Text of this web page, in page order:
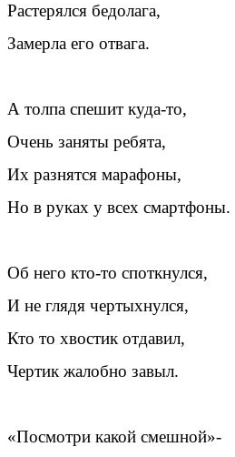
Растерялся бедолага,
Замерла его отвага.
А толпа спешит куда-то,
Очень заняты ребята,
Их разнятся марафоны,
Но в руках у всех смартфоны.
Об него кто-то споткнулся,
И не глядя чертыхнулся,
Кто то хвостик отдавил,
Чертик жалобно завыл.
«Посмотри какой смешной»-